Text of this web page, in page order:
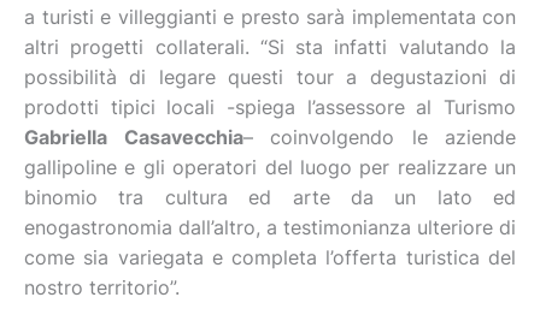
a turisti e villeggianti e presto sarà implementata con
altri progetti collaterali. “Si sta infatti valutando la
possibilità di legare questi tour a degustazioni di
prodotti tipici locali -spiega l’assessore al Turismo
Gabriella Casavecchia– coinvolgendo le aziende
gallipoline e gli operatori del luogo per realizzare un
binomio tra cultura ed arte da un lato ed
enogastronomia dall’altro, a testimonianza ulteriore di
come sia variegata e completa l’offerta turistica del
nostro territorio”.